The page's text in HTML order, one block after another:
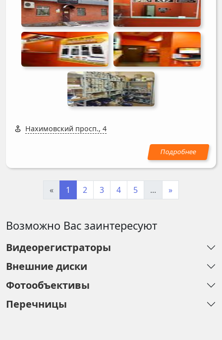
Нахимовский просп., 4
« 1 2 3 4 5 ... »
Возможно Вас заинтересуют
Видеорегистраторы
Внешние диски
Фотообъективы
Перечницы